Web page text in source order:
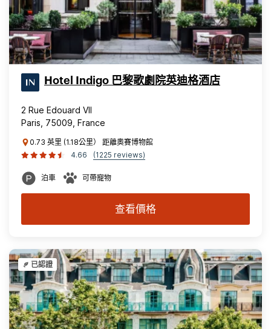
Hotel Indigo 巴黎歌劇院英迪格酒店
2 Rue Edouard VII
Paris, 75009, France
0.73 英里 (1.18公里） 距離奧賽博物館
4.66
(1225 reviews)
泊車 可帶寵物
查看價格
已認證